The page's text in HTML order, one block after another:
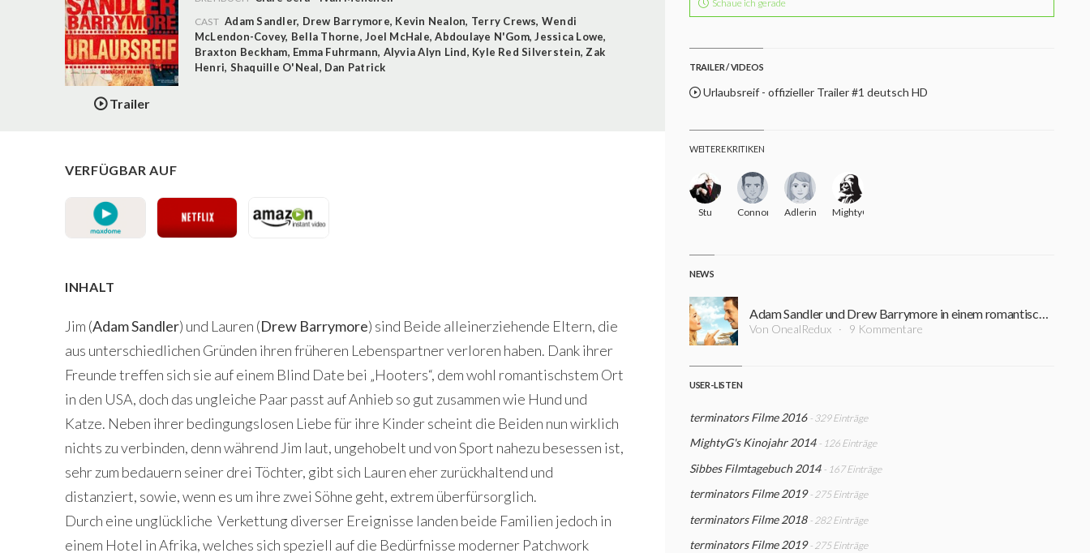
Trailer
CAST Adam Sandler, Drew Barrymore, Kevin Nealon, Terry Crews, Wendi
McLendon-Covey, Bella Thorne,Joel McHale,Abdoulaye N'Gom,Jessica Lowe,
Braxton Beckham, Emma Fuhrmann, Alyvia Alyn Lind, Kyle Red Silverstein, Zak
Henri, Shaquille O'Neal, Dan Patrick
VERFÜGBAR AUF
INHALT
Jim (Adam Sandler) und Lauren (Drew Barrymore) sind Beide alleinerziehende Eltern, die
aus unterschiedlichen Gründen ihren früheren Lebenspartner verloren haben. Dank ihrer
Freunde treffen sich sie auf einem Blind Date bei „Hooters“, dem wohl romantischstem Ort
in den USA, doch das ungleiche Paar passt auf Anhieb so gut zusammen wie Hund und
Katze. Neben ihrer bedingungslosen Liebe für ihre Kinder scheint die Beiden nun wirklich
nichts zu verbinden, denn während Jim laut, ungehobelt und von Sport nahezu besessen ist,
sehr zum bedauern seiner drei Töchter, gibt sich Lauren eher zurückhaltend und
distanziert, sowie, wenn es um ihre zwei Söhne geht, extrem überfürsorglich.
Durch eine unglückliche Verkettung diverser Ereignisse landen beide Familien jedoch in
einem Hotel in Afrika, welches sich speziell auf die Bedürfnisse moderner Patchwork
Schaue ich gerade
TRAILER / VIDEOS
Urlaubsreif - offizieller Trailer #1 deutsch HD
WEITERE KRITIKEN
Stu ConnorJMacleod
Adlerine MightyG
NEWS
Von OnealRedux 9 Kommentare
USER-LISTEN
terminators Filme 2016 - 329 Einträge
MightyG's Kinojahr 2014 - 126 Einträge
Sibbes Filmtagebuch 2014 - 167 Einträge
terminators Filme 2019 - 275 Einträge
terminators Filme 2018 - 282 Einträge
terminators Filme 2019 - 275 Einträge